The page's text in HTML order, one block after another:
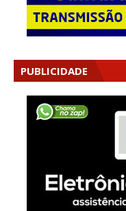
PUBLICIDADE